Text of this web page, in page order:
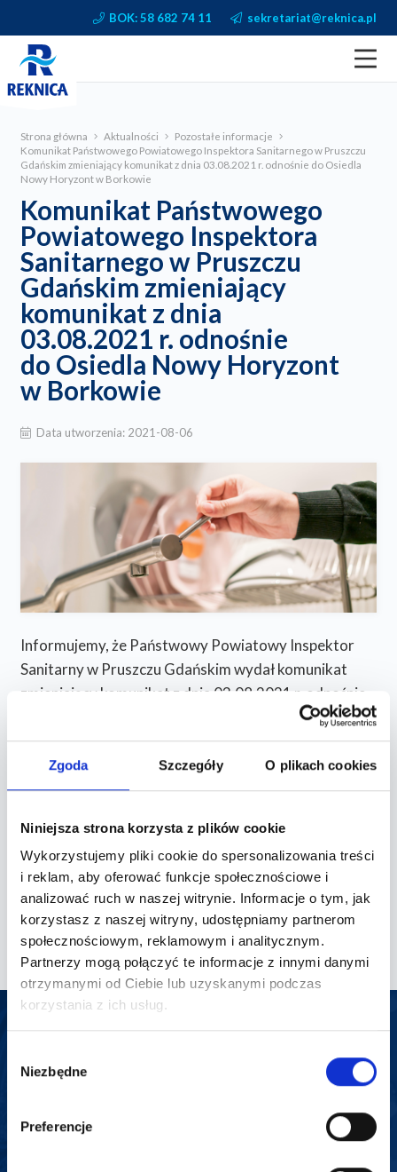
Zgoda Szczegóły O plikach cookies
Niniejsza strona korzysta z plików cookie
Wykorzystujemy pliki cookie do spersonalizowania treści
i reklam, aby oferować funkcje społecznościowe i
analizować ruch w naszej witrynie. Informacje o tym, jak
korzystasz z naszej witryny, udostępniamy partnerom
społecznościowym, reklamowym i analitycznym.
Partnerzy mogą połączyć te informacje z innymi danymi
otrzymanymi od Ciebie lub uzyskanymi podczas
korzystania z ich usług.
zgody
Niezbędne
Preferencje
BOK: 58 682 74 11 sekretariat@reknica.pl
Strona główna Aktualności
Pozostałe informacje
Komunikat Państwowego Powiatowego Inspektora Sanitarnego w Pruszczu
Gdańskim zmieniający komunikat z dnia 03.08.2021 r. odnośnie do Osiedla
Nowy Horyzont w Borkowie
Komunikat Państwowego
Powiatowego Inspektora
Sanitarnego w Pruszczu
Gdańskim zmieniający
komunikat z dnia
03.08.2021 r. odnośnie
do Osiedla Nowy Horyzont
w Borkowie
Data utworzenia: 2021-08-06
Informujemy, że Państwowy Powiatowy Inspektor
Sanitarny w Pruszczu Gdańskim wydał komunikat
zmieniający komunikat z dnia 03.08.2021 r. odnośnie
do Osiedla Nowy Horyzont w miejscowości Borkowo.
Komunikat Państwowego Powiatowego Inspektora
Sanitarnego w Pruszczu Gdańskim z dnia
03.08.2021 r. odnośnie do Osiedla Nowy Horyzont
w m. Borkowo
Ocena o jakości wody przeznaczonej do spożycia
odnośnie do osiedla Nowy Horyzont w miejscowości
Borkowo